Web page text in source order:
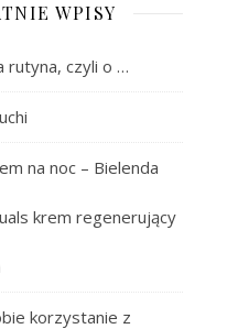
WPISY
rutyna, czyli o …
na noc – Bielenda
krem regenerujący
korzystanie z